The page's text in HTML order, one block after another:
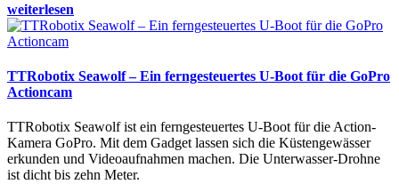
weiterlesen
TTRobotix Seawolf – Ein ferngesteuertes U-Boot für die GoPro
Actioncam
TTRobotix Seawolf ist ein ferngesteuertes U-Boot für die Action-
Kamera GoPro. Mit dem Gadget lassen sich die Küstengewässer
erkunden und Videoaufnahmen machen. Die Unterwasser-Drohne
ist dicht bis zehn Meter.